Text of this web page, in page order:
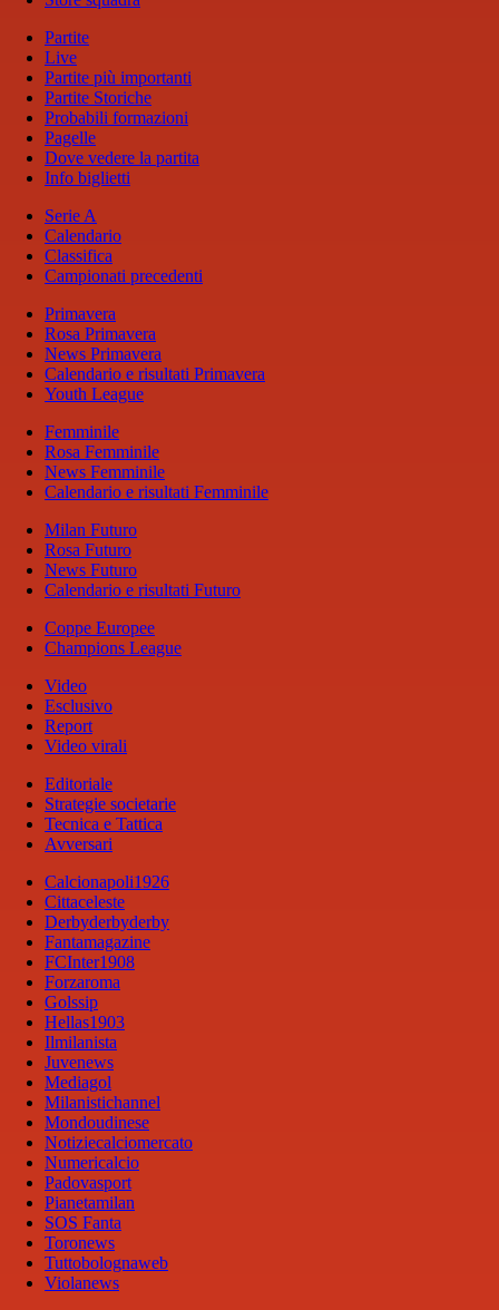
Partite
Live
Partite più importanti
Partite Storiche
Probabili formazioni
Pagelle
Dove vedere la partita
Info biglietti
Serie A
Calendario
Classifica
Campionati precedenti
Primavera
Rosa Primavera
News Primavera
Calendario e risultati Primavera
Youth League
Femminile
Rosa Femminile
News Femminile
Calendario e risultati Femminile
Milan Futuro
Rosa Futuro
News Futuro
Calendario e risultati Futuro
Coppe Europee
Champions League
Video
Esclusivo
Report
Video virali
Editoriale
Strategie societarie
Tecnica e Tattica
Avversari
Calcionapoli1926
Cittaceleste
Derbyderbyderby
Fantamagazine
FCInter1908
Forzaroma
Golssip
Hellas1903
Ilmilanista
Juvenews
Mediagol
Milanistichannel
Mondoudinese
Notiziecalciomercato
Numericalcio
Padovasport
Pianetamilan
SOS Fanta
Toronews
Tuttobolognaweb
Violanews